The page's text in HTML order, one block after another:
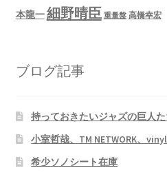
本龍一細野晴臣 重量盤 高橋幸宏
ブログ記事
持っておきたいジャズの巨人
小室哲哉、TM NETWORK、
希少ソノシート在庫